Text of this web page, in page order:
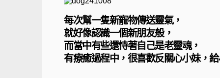
每次幫一隻新寵物傳送靈氣，
就好像認識一個新朋友般，
而當中有些還恃著自己是老靈魂，
有療癒過程中，很喜歡反關心小妹，給